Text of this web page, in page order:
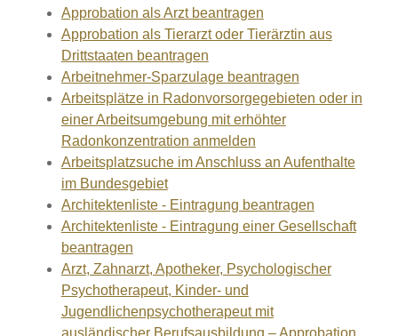
Approbation als Arzt beantragen
Approbation als Tierarzt oder Tierärztin aus
Drittstaaten beantragen
Arbeitnehmer-Sparzulage beantragen
Arbeitsplätze in Radonvorsorgegebieten oder in
einer Arbeitsumgebung mit erhöhter
Radonkonzentration anmelden
Arbeitsplatzsuche im Anschluss an Aufenthalte
im Bundesgebiet
Architektenliste - Eintragung beantragen
Architektenliste - Eintragung einer Gesellschaft
beantragen
Arzt, Zahnarzt, Apotheker, Psychologischer
Psychotherapeut, Kinder- und
Jugendlichenpsychotherapeut mit
ausländischer Berufsausbildung – Approbation